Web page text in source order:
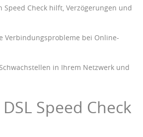
Speed Check hilft, Verzögerungen und
Verbindungsprobleme bei Online-
in Ihrem Netzwerk und
Speed Check